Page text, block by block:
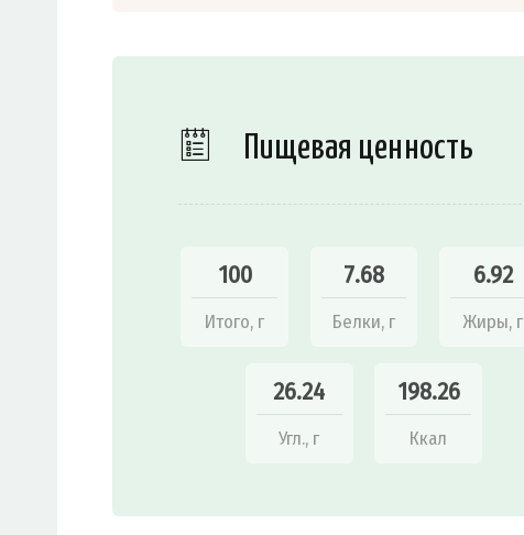
Пищевая ценность
100
Итого, г
7.68
Белки, г
6.92
Жиры, г
26.24
Угл., г
198.26
Ккал